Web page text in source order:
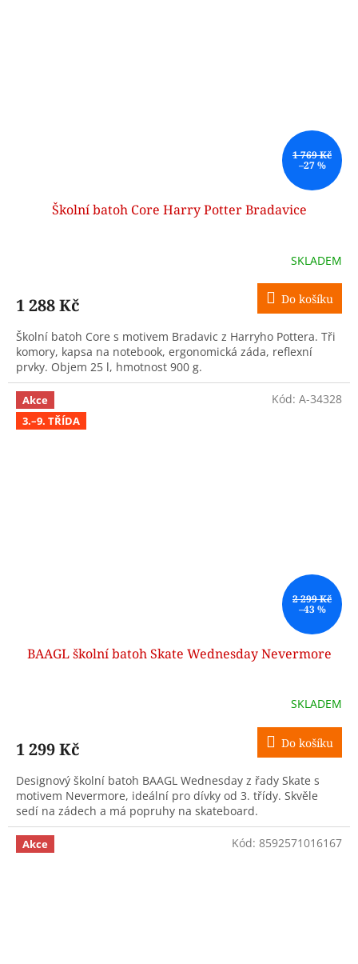
1 769 Kč
–27 %
Školní batoh Core Harry Potter Bradavice
SKLADEM
1 288 Kč Do košíku
Školní batoh Core s motivem Bradavic z Harryho Pottera. Tři
komory, kapsa na notebook, ergonomická záda, reflexní
prvky. Objem 25 l, hmotnost 900 g.
Akce
3.–9. TŘÍDA
2 299 Kč
–43 %
BAAGL školní batoh Skate Wednesday Nevermore
SKLADEM
1 299 Kč Do košíku
Designový školní batoh BAAGL Wednesday z řady Skate s
motivem Nevermore, ideální pro dívky od 3. třídy. Skvěle
sedí na zádech a má popruhy na skateboard.
Kód: A-34328
Akce Kód: 8592571016167